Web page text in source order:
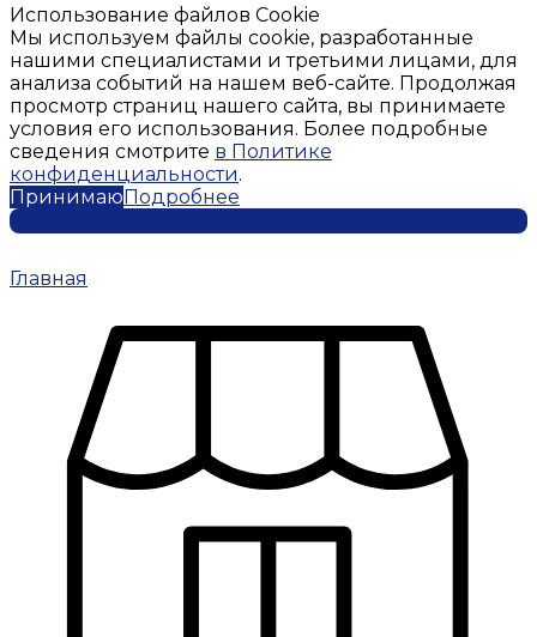
Использование файлов Cookie
Мы используем файлы cookie, разработанные
нашими специалистами и третьими лицами, для
анализа событий на нашем веб-сайте. Продолжая
просмотр страниц нашего сайта, вы принимаете
условия его использования. Более подробные
сведения смотрите в Политике
конфиденциальности.
ПринимаюПодробнее
Главная